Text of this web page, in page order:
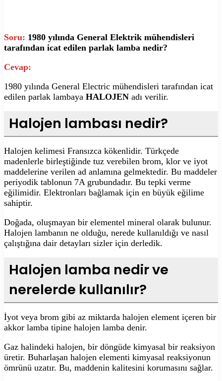
Soru: 1980 yılında General Elektrik mühendisleri
tarafından icat edilen parlak lamba nedir?
Cevap:
1980 yılında General Electric mühendisleri tarafından icat
edilen parlak lambaya HALOJEN adı verilir.
Halojen lambası nedir?
Halojen kelimesi Fransızca kökenlidir. Türkçede
madenlerle birleştiğinde tuz verebilen brom, klor ve iyot
maddelerine verilen ad anlamına gelmektedir. Bu maddeler
periyodik tablonun 7A grubundadır. Bu tepki verme
eğilimidir. Elektronları bağlamak için en büyük eğilime
sahiptir.
Doğada, oluşmayan bir elementel mineral olarak bulunur.
Halojen lambanın ne olduğu, nerede kullanıldığı ve nasıl
çalıştığına dair detayları sizler için derledik.
Halojen lamba nedir ve
nerelerde kullanılır?
İyot veya brom gibi az miktarda halojen element içeren bir
akkor lamba tipine halojen lamba denir.
Gaz halindeki halojen, bir döngüde kimyasal bir reaksiyon
üretir. Buharlaşan halojen elementi kimyasal reaksiyonun
ömrünü uzatır. Bu, maddenin kalitesini korumasını sağlar.